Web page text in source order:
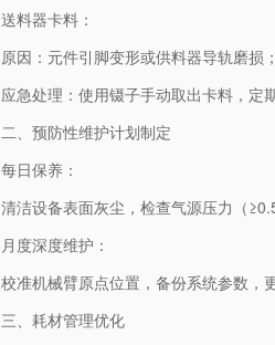
送料器卡料：
原因：元件引脚变形或供料器导轨磨损；
应急处理：使用镊子手动取出卡料，定
二、预防性维护计划制定
每日保养：
清洁设备表面灰尘，检查气源压力（
月度深度维护：
校准机械臂原点位置，备份系统参数，
三、耗材管理优化